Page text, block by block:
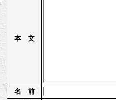
本 文
名 前